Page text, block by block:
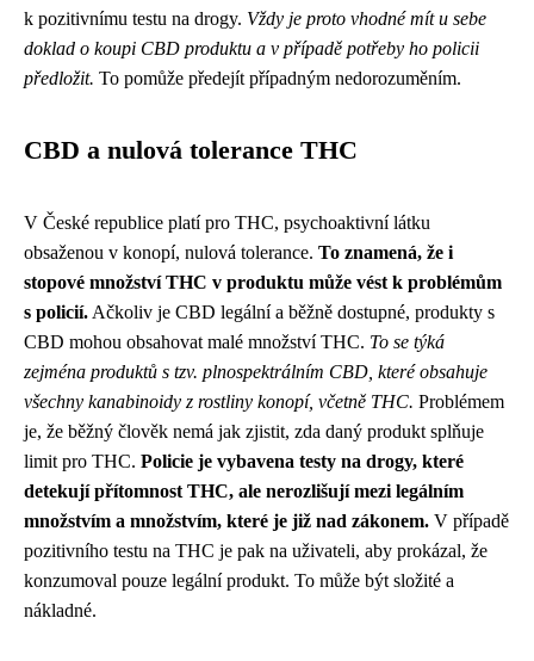
k pozitivnímu testu na drogy. Vždy je proto vhodné mít u sebe
doklad o koupi CBD produktu a v případě potřeby ho policii
předložit. To pomůže předejít případným nedorozuměním.
CBD a nulová tolerance THC
V České republice platí pro THC, psychoaktivní látku
obsaženou v konopí, nulová tolerance. To znamená, že i
stopové množství THC v produktu může vést k problémům
s policií. Ačkoliv je CBD legální a běžně dostupné, produkty s
CBD mohou obsahovat malé množství THC. To se týká
zejména produktů s tzv. plnospektrálním CBD, které obsahuje
všechny kanabinoidy z rostliny konopí, včetně THC. Problémem
je, že běžný člověk nemá jak zjistit, zda daný produkt splňuje
limit pro THC. Policie je vybavena testy na drogy, které
detekují přítomnost THC, ale nerozlišují mezi legálním
množstvím a množstvím, které je již nad zákonem. V případě
pozitivního testu na THC je pak na uživateli, aby prokázal, že
konzumoval pouze legální produkt. To může být složité a
nákladné.